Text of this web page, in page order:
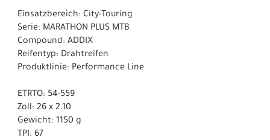
Einsatzbereich: City-Touring
Serie: MARATHON PLUS MTB
Compound: ADDIX
Reifentyp: Drahtreifen
Produktlinie: Performance Line
ETRTO: 54-559
Zoll: 26 x 2.10
Gewicht: 1150 g
TPI: 67